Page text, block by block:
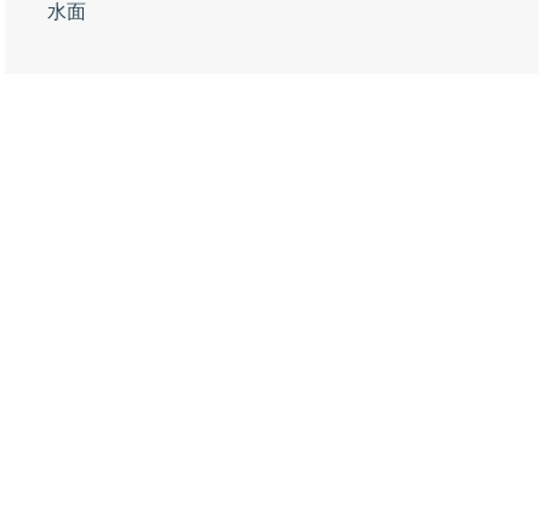
水面